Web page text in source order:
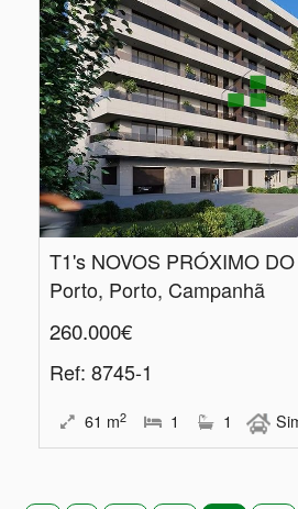
Porto, Porto, Campanhã
260.000€
Ref: 8745-1
61 m2 1 1